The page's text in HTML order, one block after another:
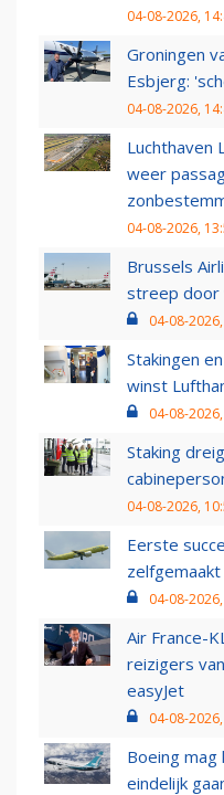
04-08-2026,
Groningen
Esbjerg:
04-08-2026,
Luchthaven
weer
04-08-2026,
Brussels
streep door
04-08-
Stakingen
winst
04-08-
Staking
04-08-2026,
Eerste
04-08-
Air France-
reizigers
easyJet
04-08-
Boeing mag
eindelijk